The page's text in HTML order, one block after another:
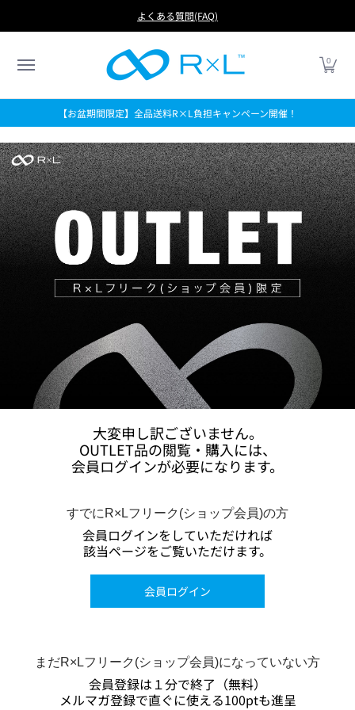
FOOTBALL LIFE
よくある質問(FAQ)
0
【お盆期間限定】全品送料R×L負担キャンペーン開催！
大変申し訳ございません。
OUTLET品の閲覧・購入には、
会員ログインが必要になります。
すでにR×Lフリーク(ショップ会員)の方
会員ログインをしていただければ
該当ページをご覧いただけます。
会員ログイン
まだR×Lフリーク(ショップ会員)になっていない方
会員登録は１分で終了（無料）
メルマガ登録で直ぐに使える100ptも進呈